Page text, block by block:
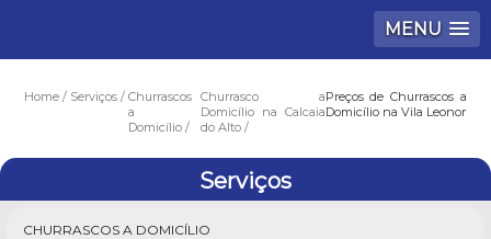
MENU
Home Serviços
Churrascos
a
Domicílio
Churrasco a
Domicílio na Calcaia
do Alto
Preços de Churrascos a
Domicílio na Vila Leonor
Serviços
CHURRASCOS A DOMICÍLIO